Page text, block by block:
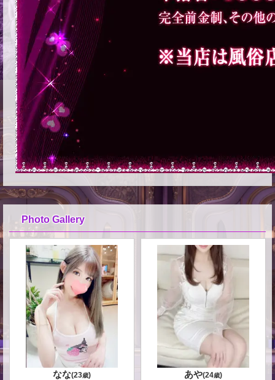
Photo Gallery
なな(23歳) あや(24歳)